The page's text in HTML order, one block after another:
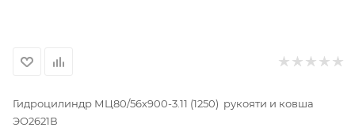
Гидроцилиндр МЦ80/56х900-3.11 (1250) рукояти и ковша
ЭО2621В